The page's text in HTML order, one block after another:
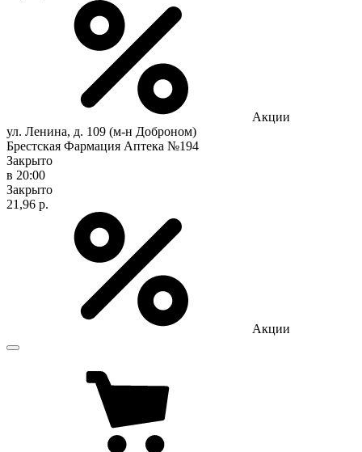
Акции
ул. Ленина, д. 109 (м-н Доброном)
Брестская Фармация Аптека №194
Закрыто
в 20:00
Закрыто
21,96 р.
Акции